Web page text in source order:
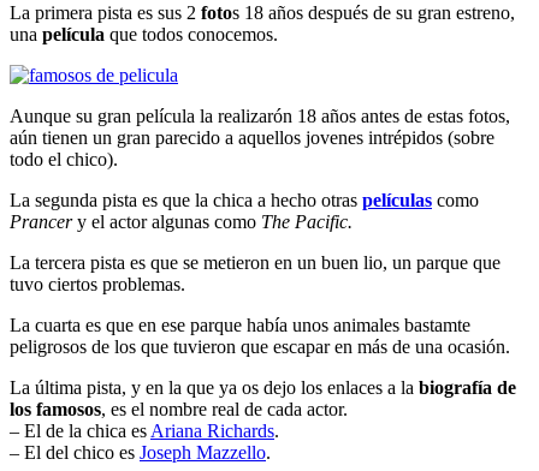
La primera pista es sus 2 fotos 18 años después de su gran estreno,
una película que todos conocemos.
Aunque su gran película la realizarón 18 años antes de estas fotos,
aún tienen un gran parecido a aquellos jovenes intrépidos (sobre
todo el chico).
La segunda pista es que la chica a hecho otras películas como
Prancery el actor algunas como The Pacific.
La tercera pista es que se metieron en un buen lio, un parque que
tuvo ciertos problemas.
La cuarta es que en ese parque había unos animales bastamte
peligrosos de los que tuvieron que escapar en más de una ocasión.
La última pista, y en la que ya os dejo los enlaces a la biografía de
los famosos, es el nombre real de cada actor.
– El de la chica es Ariana Richards.
– El del chico es Joseph Mazzello.